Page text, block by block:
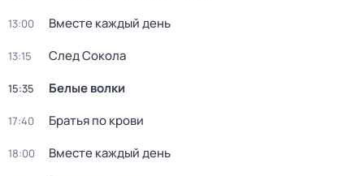
13:00 Вместе каждый день
13:15 Слeд Сoкола
15:35 Белые волки
17:40 Братья по крови
18:00 Вместе каждый день